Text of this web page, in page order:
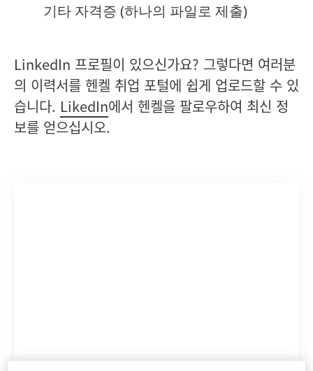
기타 자격증 (하나의 파일로 제출)
LinkedIn 프로필이 있으신가요? 그렇다면 여러분
의 이력서를 헨켈 취업 포털에 쉽게 업로드할 수 있
습니다. LikedIn에서 헨켈을 팔로우하여 최신 정
보를 얻으십시오.